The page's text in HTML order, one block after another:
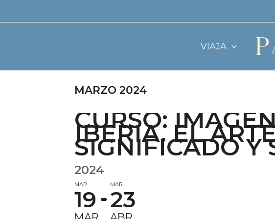
VIAJA
MARZO 2024
CURSO:
IBERIA. EL
SIGNIFICADO Y
2024
MAR
19
MAR
23